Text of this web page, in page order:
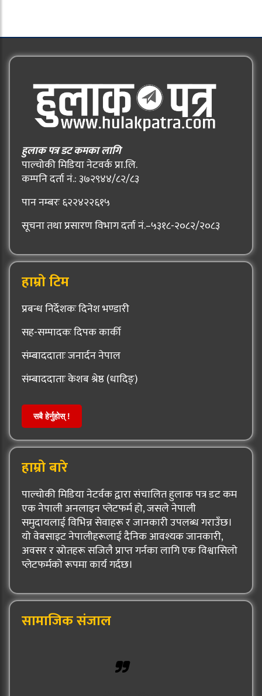
हुलाक पत्र डट कमका लागि
पाल्चोकी मिडिया नेटवर्क प्रा.लि.
कम्पनि दर्ता नं.: ३७२९४४/८२/८३
पान नम्बरः ६२२४२२६१५
सूचना तथा प्रसारण विभाग दर्ता नं.–५३१८-२०८२/२०८३
हाम्रो टिम
प्रबन्ध निर्देशकः दिनेश भण्डारी
सह-सम्पादकः दिपक कार्की
संम्बाददाताः जनार्दन नेपाल
संम्बाददाताः केशब श्रेष्ठ (धादिङ्)
सबै हेर्नुहोस् !
हाम्रो बारे
पाल्चोकी मिडिया नेटर्वक द्वारा संचालित हुलाक पत्र डट कम
एक नेपाली अनलाइन प्लेटफर्म हो, जसले नेपाली
समुदायलाई विभिन्न सेवाहरू र जानकारी उपलब्ध गराउँछ।
यो वेबसाइट नेपालीहरूलाई दैनिक आवश्यक जानकारी,
अवसर र स्रोतहरू सजिलै प्राप्त गर्नका लागि एक विश्वासिलो
प्लेटफर्मको रूपमा कार्य गर्दछ।
सामाजिक संजाल